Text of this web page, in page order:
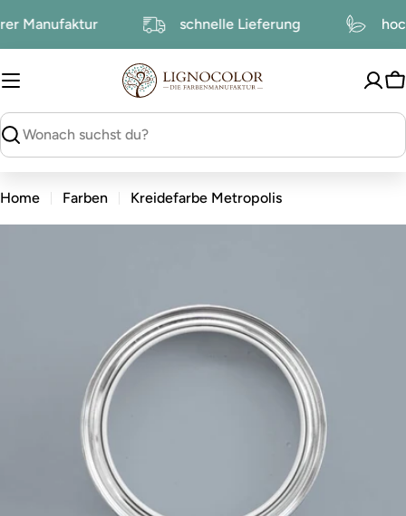
Inhalt
Manufaktur schnelle Lieferung
suchen
Home Farben Kreidefarbe Metropolis
Sie das Medium 0 im Modalformat